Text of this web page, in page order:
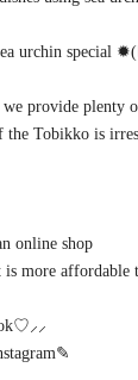
urchin special
provide plenty
the Tobikko is
online shop
is more